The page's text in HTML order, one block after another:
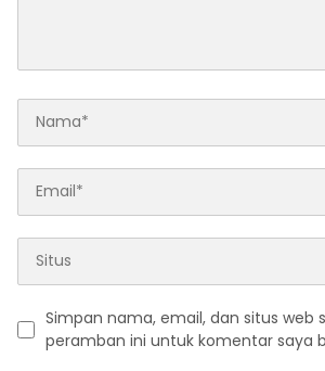
Simpan nama, email, dan situs web
peramban ini untuk komentar saya